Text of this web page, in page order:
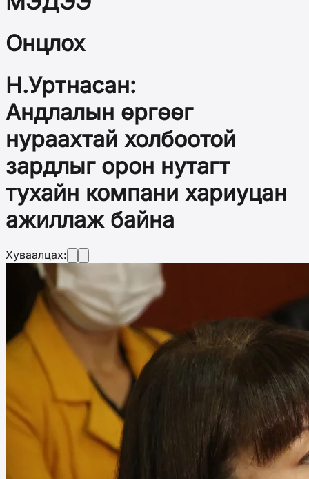
Онцлох
Н.Уртнасан:
Андлалын өргөөг
нураахтай холбоотой
зардлыг орон нутагт
тухайн компани хариуцан
ажиллаж байна
Хуваалцах: